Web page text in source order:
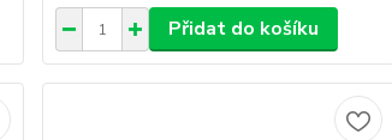
Přidat do košíku